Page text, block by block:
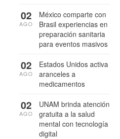
México comparte con
Brasil experiencias en
preparación sanitaria
para eventos masivos
02
AGO
Estados Unidos activa
aranceles a
medicamentos
02
AGO
UNAM brinda atención
gratuita a la salud
mental con tecnología
digital
02
AGO